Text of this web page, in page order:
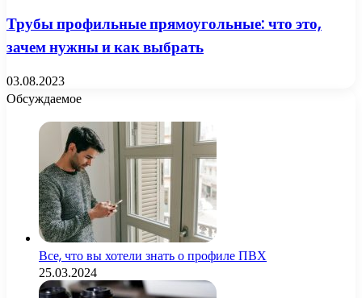
Трубы профильные прямоугольные: что это,
зачем нужны и как выбрать
03.08.2023
Обсуждаемое
Все, что вы хотели знать о профиле ПВХ
25.03.2024